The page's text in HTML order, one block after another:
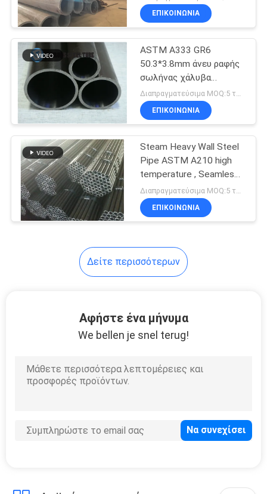
Διπλοτειχισμένος
σωλήνας χάλυβα
Σωλήνες
ορείχαλκου
αλουμινίου
Σωλήνας
ανοξείδωτου
χάλυβα τοίχων
BS3059 Gr.360 λεβήτων
ΕΠΙΚΟΙΝΩΝΊΑ
ASTM A333 GR6
50.3*3.8mm άνευ ραφής
σωλήνας χάλυβα
άνθρακα
Διαπραγματεύσιμα MOQ:5 τόνοι ανά μέγεθος
ΕΠΙΚΟΙΝΩΝΊΑ
Steam Heavy Wall Steel
Pipe ASTM A210 high
temperature , Seamless
boiler tube
Διαπραγματεύσιμα MOQ:5 τόνοι ανά μέγεθος
ΕΠΙΚΟΙΝΩΝΊΑ
Δείτε περισσότερων
Αφήστε ένα μήνυμα
We bellen je snel terug!